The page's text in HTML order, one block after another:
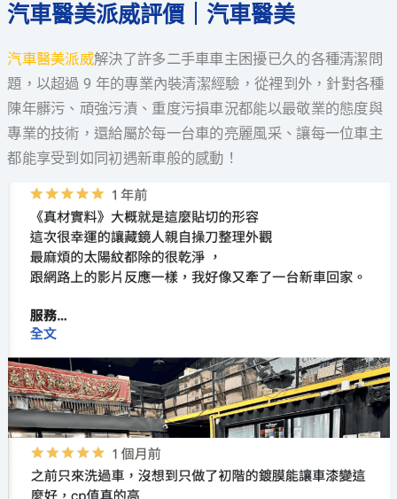
汽車醫美派威評價｜汽車醫美
汽車醫美派威解決了許多二手車車主困擾已久的各種清潔問
題，以超過 9 年的專業內裝清潔經驗，從裡到外，針對各種
陳年髒污、頑強污漬、重度污損車況都能以最敬業的態度與
專業的技術，還給屬於每一台車的亮麗風采、讓每一位車主
都能享受到如同初遇新車般的感動！